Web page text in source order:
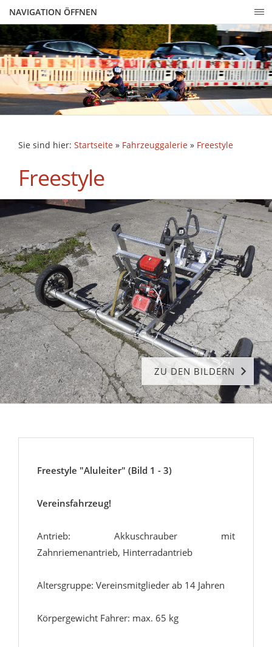
NAVIGATION ÖFFNEN
Sie sind hier: Startseite » Fahrzeuggalerie » Freestyle
Freestyle
ZU DEN BILDERN
Freestyle "Aluleiter" (Bild 1 - 3)
Vereinsfahrzeug!
Antrieb: Akkuschrauber mit
Zahnriemenantrieb, Hinterradantrieb
Altersgruppe: Vereinsmitglieder ab 14 Jahren
Körpergewicht Fahrer: max. 65 kg